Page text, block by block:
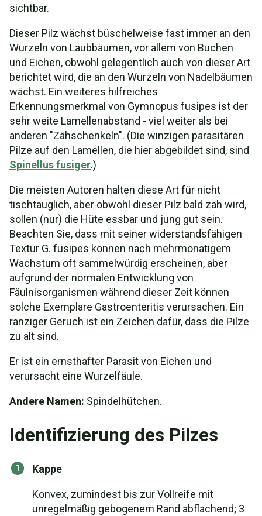
sichtbar.
Dieser Pilz wächst büschelweise fast immer an den
Wurzeln von Laubbäumen, vor allem von Buchen
und Eichen, obwohl gelegentlich auch von dieser Art
berichtet wird, die an den Wurzeln von Nadelbäumen
wächst. Ein weiteres hilfreiches
Erkennungsmerkmal von Gymnopus fusipes ist der
sehr weite Lamellenabstand - viel weiter als bei
anderen "Zähschenkeln". (Die winzigen parasitären
Pilze auf den Lamellen, die hier abgebildet sind, sind
Spinellus fusiger.)
Die meisten Autoren halten diese Art für nicht
tischtauglich, aber obwohl dieser Pilz bald zäh wird,
sollen (nur) die Hüte essbar und jung gut sein.
Beachten Sie, dass mit seiner widerstandsfähigen
Textur G. fusipes können nach mehrmonatigem
Wachstum oft sammelwürdig erscheinen, aber
aufgrund der normalen Entwicklung von
Fäulnisorganismen während dieser Zeit können
solche Exemplare Gastroenteritis verursachen. Ein
ranziger Geruch ist ein Zeichen dafür, dass die Pilze
zu alt sind.
Er ist ein ernsthafter Parasit von Eichen und
verursacht eine Wurzelfäule.
Andere Namen: Spindelhütchen.
Identifizierung des Pilzes
Kappe
Konvex, zumindest bis zur Vollreife mit
unregelmäßig gebogenem Rand abflachend; 3